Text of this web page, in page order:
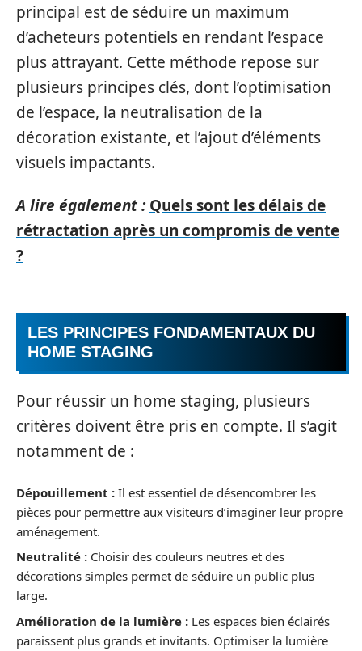
principal est de séduire un maximum
d’acheteurs potentiels en rendant l’espace
plus attrayant. Cette méthode repose sur
plusieurs principes clés, dont l’optimisation
de l’espace, la neutralisation de la
décoration existante, et l’ajout d’éléments
visuels impactants.
A lire également : Quels sont les délais de
rétractation après un compromis de vente
?
LES PRINCIPES FONDAMENTAUX DU
HOME STAGING
Pour réussir un home staging, plusieurs
critères doivent être pris en compte. Il s’agit
notamment de :
Dépouillement : Il est essentiel de désencombrer les
pièces pour permettre aux visiteurs d’imaginer leur propre
aménagement.
Neutralité : Choisir des couleurs neutres et des
décorations simples permet de séduire un public plus
large.
Amélioration de la lumière : Les espaces bien éclairés
paraissent plus grands et invitants. Optimiser la lumière